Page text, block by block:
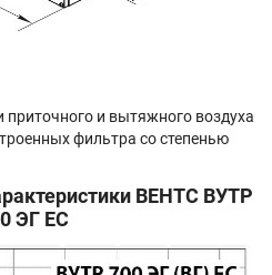
приточного и вытяжного воздуха
фильтра со степенью
ВЕНТС ВУТР
ЭГ EC